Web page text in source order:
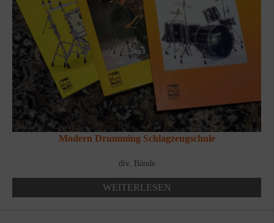
Modern Drumming Schlagzeugschule
div. Bände
WEITERLESEN